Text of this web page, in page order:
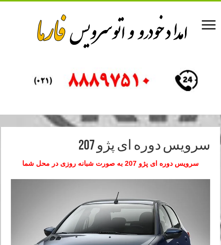
سرویس دوره ای پژو 207
سرویس دوره ای پژو 207 به صورت شبانه روزی در محل شما